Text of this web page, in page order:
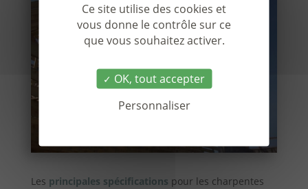
Ce site utilise des cookies et
vous donne le contrôle sur ce
que vous souhaitez activer.
OK, tout accepter
Personnaliser
Les principales spécifications pour les charpentes